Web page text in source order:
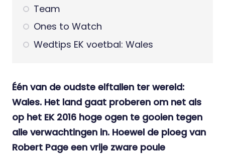
Team
Ones to Watch
Wedtips EK voetbal: Wales
Één van de oudste elftallen ter wereld:
Wales. Het land gaat proberen om net als
op het EK 2016 hoge ogen te gooien tegen
alle verwachtingen in. Hoewel de ploeg van
Robert Page een vrije zware poule